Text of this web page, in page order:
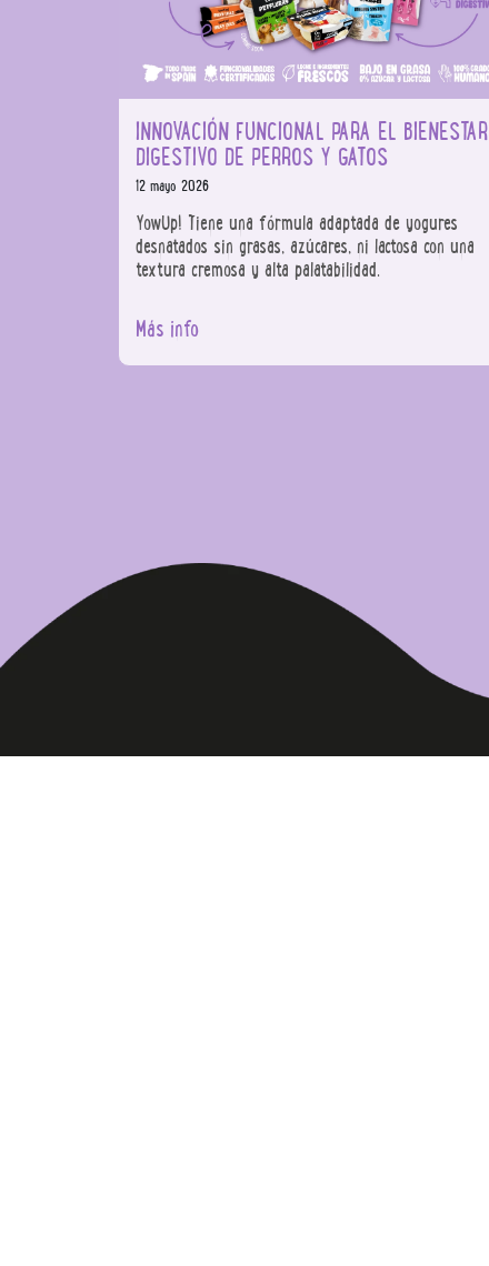
INNOVACIÓN FUNCIONAL PARA EL BIENESTAR
DIGESTIVO DE PERROS Y GATOS
12 mayo 2026
YowUp! Tiene una fórmula adaptada de yogures
desnatados sin grasas, azúcares, ni lactosa con una
textura cremosa y alta palatabilidad.
Más info